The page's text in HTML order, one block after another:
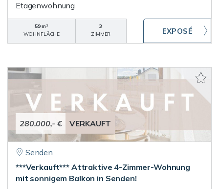
Etagenwohnung
59 m²
WOHNFLÄCHE
3
ZIMMER
280.000,- € VERKAUFT
Senden
***Verkauft*** Attraktive 4-Zimmer-Wohnung
mit sonnigem Balkon in Senden!